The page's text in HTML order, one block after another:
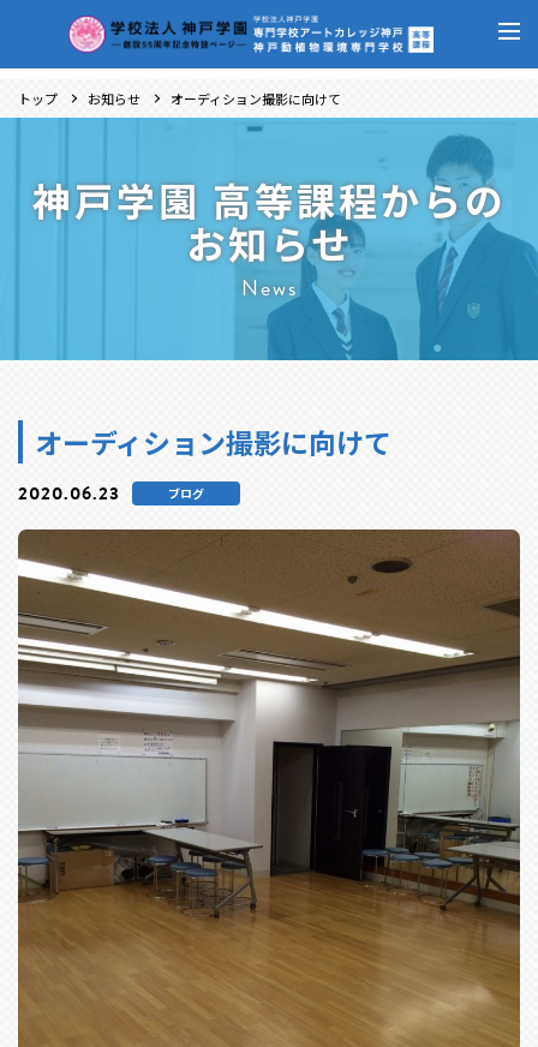
トップ お知らせ オーディション撮影に向けて
神戸学園 高等課程からの
お知らせ
News
オーディション撮影に向けて
2020.06.23 ブログ